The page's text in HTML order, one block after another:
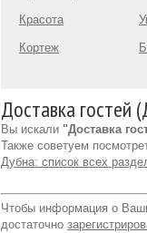
Красота
Кортеж
Доставка гостей
Вы искали "Доставка
Также советуем
Дубна: список всех
Чтобы информация о
достаточно